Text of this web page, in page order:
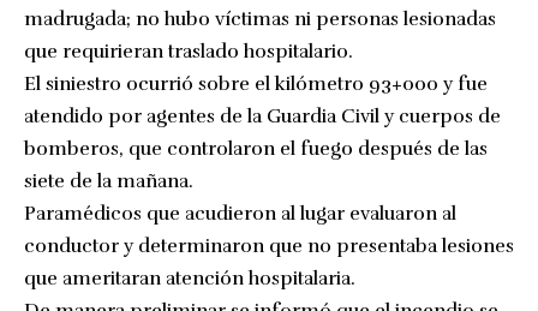
madrugada; no hubo víctimas ni personas lesionadas
que requirieran traslado hospitalario.
El siniestro ocurrió sobre el kilómetro 93+000 y fue
atendido por agentes de la Guardia Civil y cuerpos de
bomberos, que controlaron el fuego después de las
siete de la mañana.
Paramédicos que acudieron al lugar evaluaron al
conductor y determinaron que no presentaba lesiones
que ameritaran atención hospitalaria.